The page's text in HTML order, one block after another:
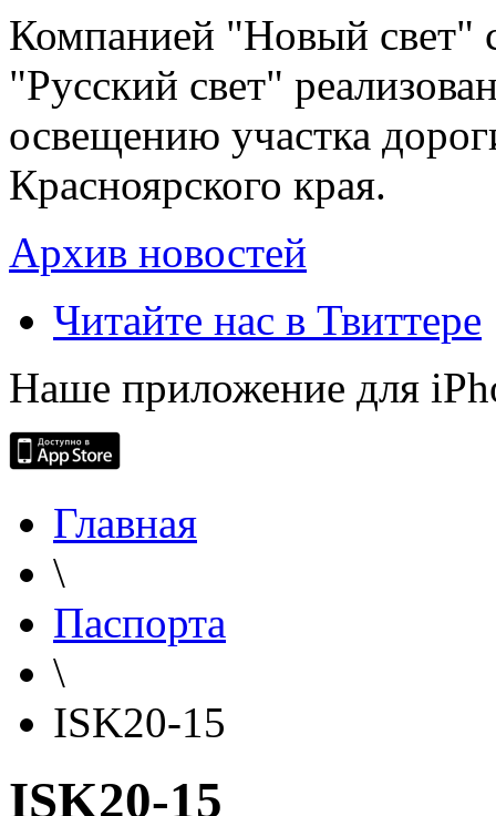
Компанией "Новый свет"
"Русский свет"
освещению участка
Красноярского края.
Архив новостей
Читайте нас в Твиттере
Наше приложение для
Главная
\
Паспорта
\
ISK20-15
ISK20-15